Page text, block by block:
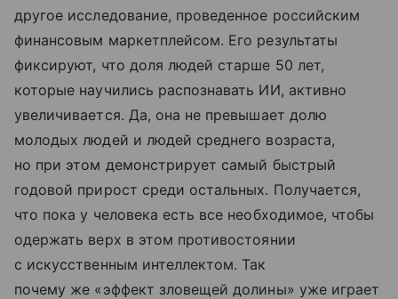
другое исследование, проведенное российским
финансовым маркетплейсом. Его результаты
фиксируют, что доля людей старше 50 лет,
которые научились распознавать ИИ, активно
увеличивается. Да, она не превышает долю
молодых людей и людей среднего возраста,
но при этом демонстрирует самый быстрый
годовой прирост среди остальных. Получается,
что пока у человека есть все необходимое, чтобы
одержать верх в этом противостоянии
с искусственным интеллектом. Так
почему же «эффект зловещей долины» уже играет